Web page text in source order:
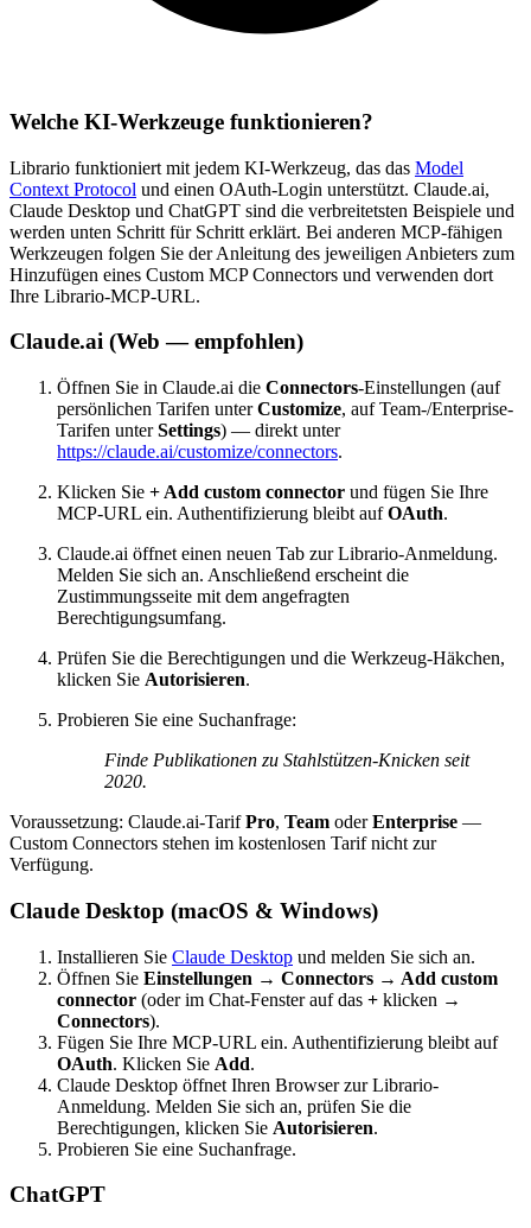
Welche KI-Werkzeuge funktionieren?
Librario funktioniert mit jedem KI-Werkzeug, das das Model
Context Protocol und einen OAuth-Login unterstützt. Claude.ai,
Claude Desktop und ChatGPT sind die verbreitetsten Beispiele und
werden unten Schritt für Schritt erklärt. Bei anderen MCP-fähigen
Werkzeugen folgen Sie der Anleitung des jeweiligen Anbieters zum
Hinzufügen eines Custom MCP Connectors und verwenden dort
Ihre Librario-MCP-URL.
Claude.ai (Web — empfohlen)
Öffnen Sie in Claude.ai die Connectors-Einstellungen (auf
persönlichen Tarifen unterCustomize, auf Team-/Enterprise-
Tarifen unterSettings) — direkt unter
https://claude.ai/customize/connectors.
Klicken Sie + Add custom connector und fügen Sie Ihre
MCP-URL ein. Authentifizierung bleibt aufOAuth.
Claude.ai öffnet einen neuen Tab zur Librario-Anmeldung.
Melden Sie sich an. Anschließend erscheint die
Zustimmungsseite mit dem angefragten
Berechtigungsumfang.
Prüfen Sie die Berechtigungen und die Werkzeug-Häkchen,
klicken Sie Autorisieren.
Probieren Sie eine Suchanfrage:
Finde Publikationen zu Stahlstützen-Knicken seit
2020.
Voraussetzung: Claude.ai-TarifPro, Team oderEnterprise —
Custom Connectors stehen im kostenlosen Tarif nicht zur
Verfügung.
Claude Desktop (macOS & Windows)
Installieren Sie Claude Desktop und melden Sie sich an.
Öffnen Sie Einstellungen → Connectors → Add custom
connector (oder im Chat-Fenster auf das + klicken →
Connectors).
Fügen Sie Ihre MCP-URL ein. Authentifizierung bleibt auf
OAuth. Klicken Sie Add.
Claude Desktop öffnet Ihren Browser zur Librario-
Anmeldung. Melden Sie sich an, prüfen Sie die
Berechtigungen, klicken Sie Autorisieren.
Probieren Sie eine Suchanfrage.
ChatGPT